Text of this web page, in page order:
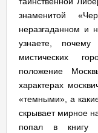
знаменитой
неразгаданном и
узнаете,
мистических
положение
характерах
«темными», а
скрывает мирное
попал в книгу